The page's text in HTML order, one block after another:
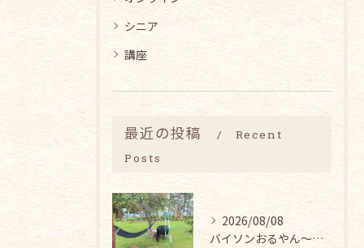
シニア
講座
最近の投稿
Recent
Posts
2026/08/08
バイソンおるやん〜🦬な中でのヨガ。